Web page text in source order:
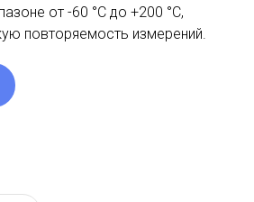
от -60 °C до +200 °C,
повторяемость измерений.